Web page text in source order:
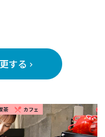
する keyboard_arrow_right
茶 restaurant_menu カフェ